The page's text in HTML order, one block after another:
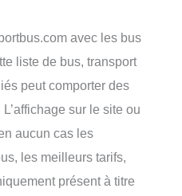
avec les bus
liste de bus, transport
peut comporter des
sur le site ou
aucun cas les
les meilleurs tarifs,
présent à titre